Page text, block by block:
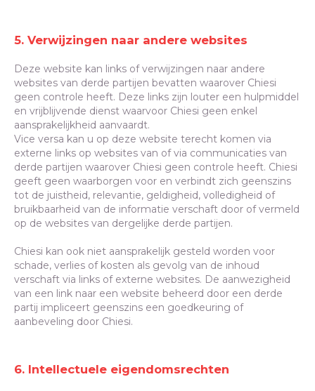
5. Verwijzingen naar andere websites
Deze website kan links of verwijzingen naar andere
websites van derde partijen bevatten waarover Chiesi
geen controle heeft. Deze links zijn louter een hulpmiddel
en vrijblijvende dienst waarvoor Chiesi geen enkel
aansprakelijkheid aanvaardt.
Vice versa kan u op deze website terecht komen via
externe links op websites van of via communicaties van
derde partijen waarover Chiesi geen controle heeft. Chiesi
geeft geen waarborgen voor en verbindt zich geenszins
tot de juistheid, relevantie, geldigheid, volledigheid of
bruikbaarheid van de informatie verschaft door of vermeld
op de websites van dergelijke derde partijen.
Chiesi kan ook niet aansprakelijk gesteld worden voor
schade, verlies of kosten als gevolg van de inhoud
verschaft via links of externe websites. De aanwezigheid
van een link naar een website beheerd door een derde
partij impliceert geenszins een goedkeuring of
aanbeveling door Chiesi.
6. Intellectuele eigendomsrechten